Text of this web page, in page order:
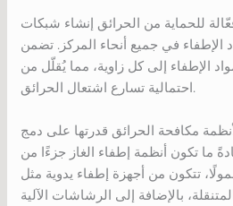
للحماية من الحرائق إنشاء شبكات
الإطفاء في جميع أنحاء المركز. تضمن
الإطفاء إلى كل زاوية، مما يُقلّل من
احتمالية تسارع اشتعال الحرائق.
مكافحة الحرائق قدرتها على دمج
ما تكون أنظمة إطفاء الغاز جزءًا من
تتكون من أجهزة إطفاء يدوية مثل
بالإضافة إلى الرشاشات الآلية